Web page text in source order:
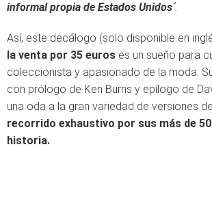
informal propia de Estados Unidos".
Así, este decálogo (solo disponible en
la venta por 35 euros es un sueño para
coleccionista y apasionado de la moda.
con prólogo de Ken Burns y epílogo de
una oda a la gran variedad de versiones
recorrido exhaustivo por sus más de
historia.